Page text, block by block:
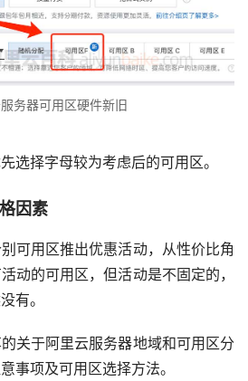
务器可用区硬件新旧
选择字母较为考虑后的可用区。
因素
可用区推出优惠活动，从性价比角
动的可用区，但活动是不固定的，
有。
关于阿里云服务器地域和可用区分
事项及可用区选择方法。